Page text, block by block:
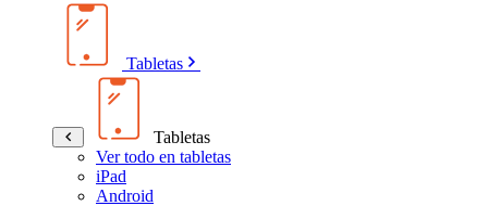
Tabletas
Tabletas
Ver todo en tabletas
iPad
Android